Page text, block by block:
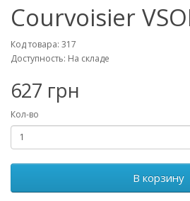
Courvoisier
Код товара: 317
Доступность: На складе
627 грн
Кол-во
В корзину